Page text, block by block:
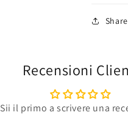
Share
Recensioni
Sii il primo a scrivere una